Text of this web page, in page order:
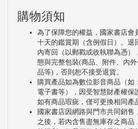
購物須知
為了保障您的權益，國家書店會
十天的鑑賞期（含例假日）。退
內寄回（以郵戳或收執聯為憑）
態與完整包裝(商品、附件、內
品等)，否則恕不接受退貨。
購買產品如為數位影音商品（如
電子書等），因受智慧財產權保
如有商品瑕疵，僅可更換相同產
國家書店因網路與門市共同銷售
之後，若內含售盡無庫存之商品